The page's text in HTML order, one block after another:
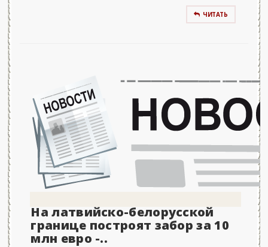
ЧИТАТЬ
На латвийско-белорусской
границе построят забор за 10
млн евро -..